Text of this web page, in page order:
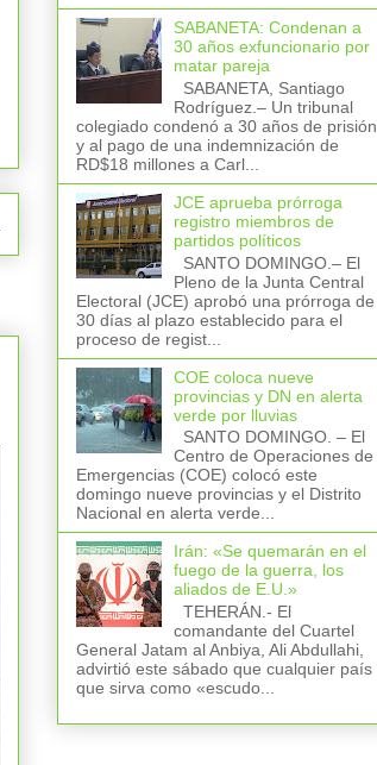
SABANETA: Condenan a
30 años exfuncionario por
matar pareja
SABANETA, Santiago
Rodríguez.– Un tribunal
colegiado condenó a 30 años de prisión
y al pago de una indemnización de
RD$18 millones a Carl...
JCE aprueba prórroga
registro miembros de
partidos políticos
SANTO DOMINGO.– El
Pleno de la Junta Central
Electoral (JCE) aprobó una prórroga de
30 días al plazo establecido para el
proceso de regist...
COE coloca nueve
provincias y DN en alerta
verde por lluvias
SANTO DOMINGO. – El
Centro de Operaciones de
Emergencias (COE) colocó este
domingo nueve provincias y el Distrito
Nacional en alerta verde...
Irán: «Se quemarán en el
fuego de la guerra, los
aliados de E.U.»
TEHERÁN.- El
comandante del Cuartel
General Jatam al Anbiya, Ali Abdullahi,
advirtió este sábado que cualquier país
que sirva como «escudo...